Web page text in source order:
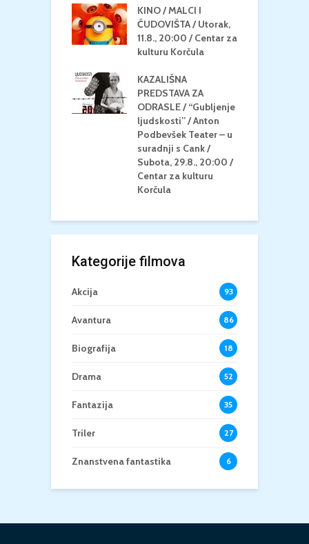
KINO / MALCI I
ČUDOVIŠTA / Utorak,
11.8., 20:00 / Centar za
kulturu Korčula
KAZALIŠNA
PREDSTAVA ZA
ODRASLE / “Gubljenje
ljudskosti” / Anton
Podbevšek Teater – u
suradnji s Cank /
Subota, 29.8., 20:00 /
Centar za kulturu
Korčula
Kategorije filmova
Akcija 93
Avantura 86
Biografija 18
Drama 52
Fantazija 35
Triler 27
Znanstvena fantastika 6